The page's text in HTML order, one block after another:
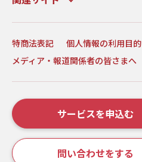
特商法表記
個人情報の利用目的
メディア・報道関係者の皆さまへ
サービスを申込む
問い合わせをする